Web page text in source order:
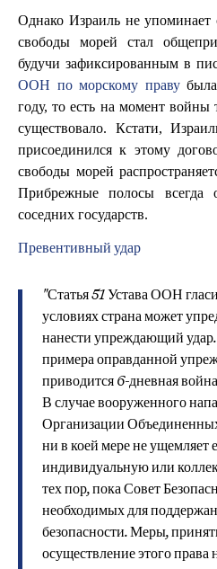
Однако Израиль не
свободы морей стал
будучи зафиксированным в
ООН по морскому правубыла
году, то есть на момент войны
существовало. Кстати,
присоединился к этому
свободы морей
Прибрежные полосы всегда
соседних государств.
Превентивный удар
"Статья 51 Устава ООН
условиях страна может
нанести упреждающий удар.
примера оправданной
приводится 6-дневная
В случае вооруженного
Организации
ни в коей мере не ущемляет
индивидуальную или
тех пор, пока Совет
необходимых для
безопасности. Меры,
осуществление этого